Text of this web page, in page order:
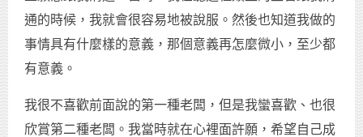
通的時候，我就會很容易地被說服。然後也知道我做的
事情具有什麼樣的意義，那個意義再怎麼微小，至少都
有意義。
我很不喜歡前面說的第一種老闆，但是我蠻喜歡、也很
欣賞第二種老闆。我當時就在心裡面許願，希望自己成